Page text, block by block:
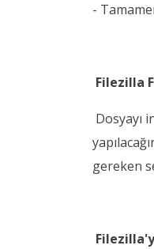
-
Filezilla
Dosyayı
gereken